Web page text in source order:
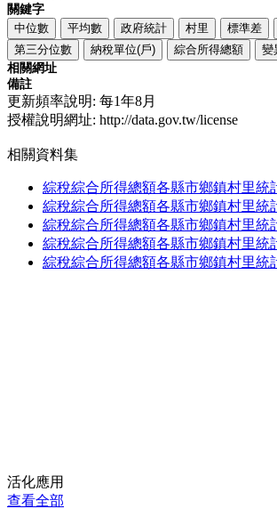
關鍵字
中位數
平均數 政府統計 村里 標準差
第三分位數
納稅單位(戶) 綜合所得總額 變
相關網址
備註
更新頻率說明: 每1年8月
授權說明網址: http://data.gov.tw/license
相關資料集
綜稅綜合所得總額各縣市鄉鎮村里統
綜稅綜合所得總額各縣市鄉鎮村里統
綜稅綜合所得總額各縣市鄉鎮村里統
綜稅綜合所得總額各縣市鄉鎮村里統
綜稅綜合所得總額各縣市鄉鎮村里統
活化應用
查看全部